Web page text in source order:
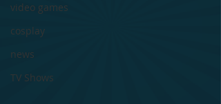
video games
cosplay
news
TV Shows